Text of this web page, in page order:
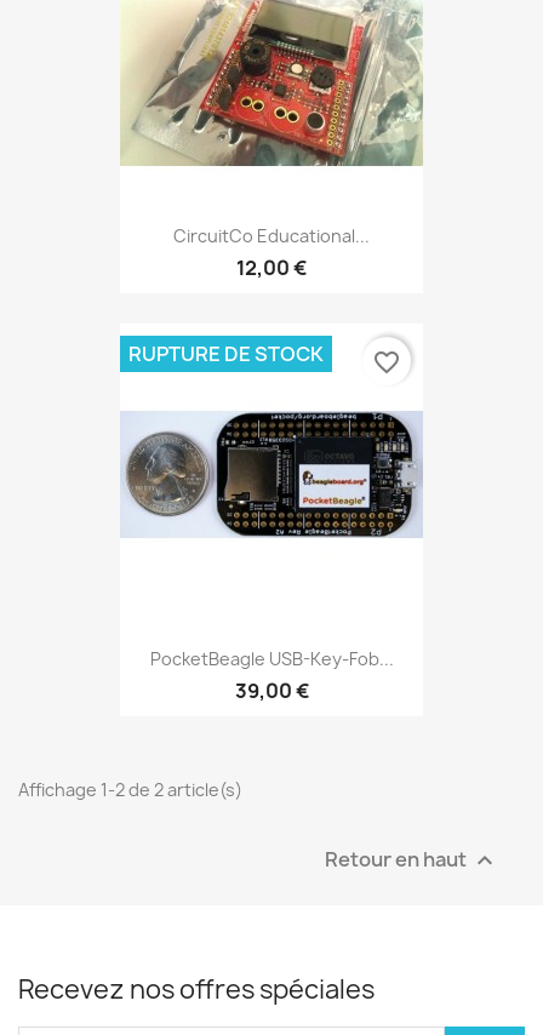
CircuitCo Educational...
12,00 €
PocketBeagle USB-Key-Fob...
39,00 €
RUPTURE DE STOCK favorite_border
Affichage 1-2 de 2 article(s)
Retour en haut 
Recevez nos offres spéciales